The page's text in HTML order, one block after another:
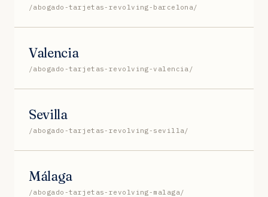
/abogado-tarjetas-revolving-barcelona/
Valencia
/abogado-tarjetas-revolving-valencia/
Sevilla
/abogado-tarjetas-revolving-sevilla/
Málaga
/abogado-tarjetas-revolving-malaga/